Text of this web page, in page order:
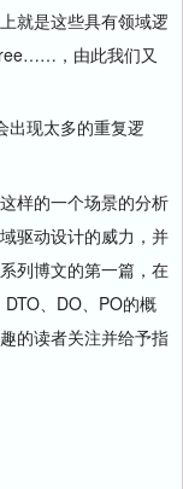
就是这些具有领域逻
，由此我们又
出现太多的重复逻
样的一个场景的分析
驱动设计的威力，并
列博文的第一篇，在
、DO、PO的概
的读者关注并给予指